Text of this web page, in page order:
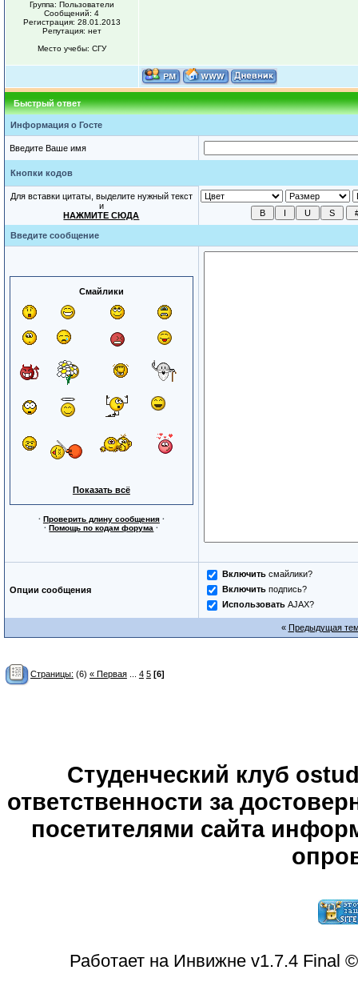
Группа: Пользователи
Сообщений: 4
Регистрация: 28.01.2013
Репутация: нет
Место учебы: СГУ
Быстрый ответ
Информация о Госте
Введите Ваше имя
Кнопки кодов
Для вставки цитаты, выделите нужный текст
и
НАЖМИТЕ СЮДА
Введите сообщение
Смайлики
Показать всё
· Проверить длину сообщения·
·Помощь по кодам форума ·
Опции сообщения
Включитьсмайлики?
Включитьподпись?
ИспользоватьAJAX?
« Предыдущая
Страницы: (6) « Первая... 4 5 [6]
Студенческий клуб
ответственности за
посетителями сайта
Работает на Инвижне v1.7.4 Final